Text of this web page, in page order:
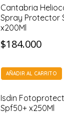
Cantabria
Spray Protector
x200Ml
$184.000
AÑADIR AL CARRITO
Isdin
Spf50+ x250Ml